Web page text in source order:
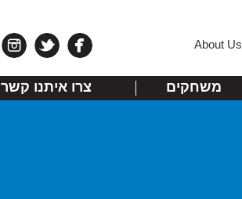
About Us
משחקים צרו איתנו קשר